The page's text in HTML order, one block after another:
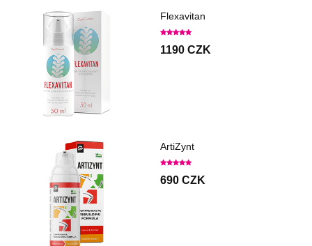
Flexavitan
1190 CZK
ArtiZynt
690 CZK